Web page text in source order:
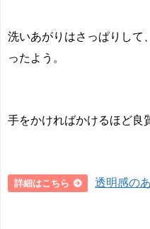
洗いあがりはさっぱりして
ったよう。
手をかければかけるほど良
詳細はこちら 透明感の